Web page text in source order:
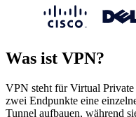
Was ist VPN?
VPN steht für Virtual
zwei Endpunkte eine
Tunnel aufbauen, während